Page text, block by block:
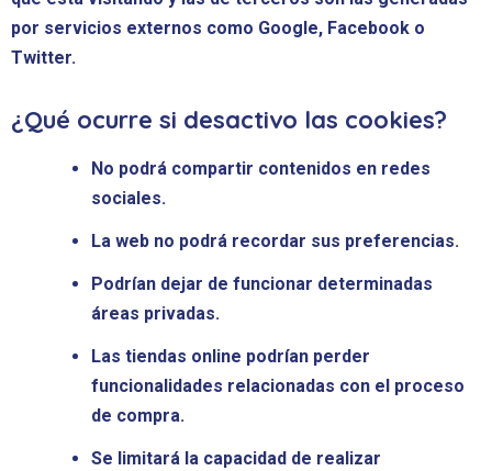
por servicios externos como Google, Facebook o
Twitter.
¿Qué ocurre si desactivo las cookies?
No podrá compartir contenidos en redes
sociales.
La web no podrá recordar sus preferencias.
Podrían dejar de funcionar determinadas
áreas privadas.
Las tiendas online podrían perder
funcionalidades relacionadas con el proceso
de compra.
Se limitará la capacidad de realizar